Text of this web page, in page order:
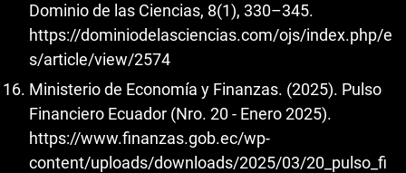
Dominio de las Ciencias, 8(1), 330–345.
https://dominiodelasciencias.com/ojs/index.php/e
s/article/view/2574
Ministerio de Economía y Finanzas. (2025). Pulso
Financiero Ecuador (Nro. 20 - Enero 2025).
https://www.finanzas.gob.ec/wp-
content/uploads/downloads/2025/03/20_pulso_fi